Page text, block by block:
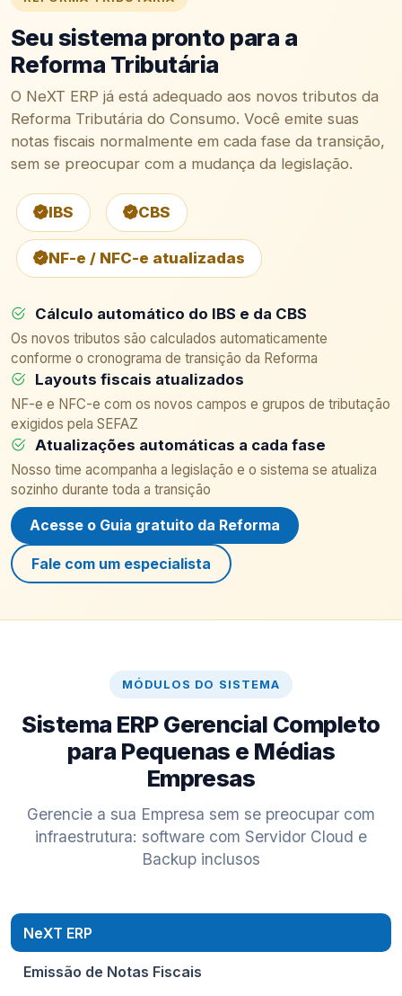
Seu sistema pronto para a
Reforma Tributária
O NeXT ERP já está adequado aos novos tributos da
Reforma Tributária do Consumo. Você emite suas
notas fiscais normalmente em cada fase da transição,
sem se preocupar com a mudança da legislação.
IBS CBS
NF-e / NFC-e atualizadas
Cálculo automático do IBS e da CBS
Os novos tributos são calculados automaticamente
conforme o cronograma de transição da Reforma
Layouts fiscais atualizados
NF-e e NFC-e com os novos campos e grupos de tributação
exigidos pela SEFAZ
Atualizações automáticas a cada fase
Nosso time acompanha a legislação e o sistema se atualiza
sozinho durante toda a transição
Acesse o Guia gratuito da Reforma
Fale com um especialista
MÓDULOS DO SISTEMA
Sistema ERP Gerencial Completo
para Pequenas e Médias
Empresas
Gerencie a sua Empresa sem se preocupar com
infraestrutura: software com Servidor Cloud e
Backup inclusos
NeXT ERP
Emissão de Notas Fiscais